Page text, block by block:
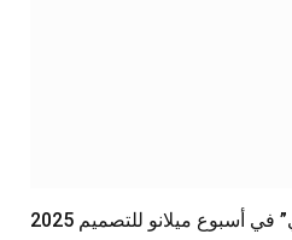
أسبوع ميلانو للتصميم 2025